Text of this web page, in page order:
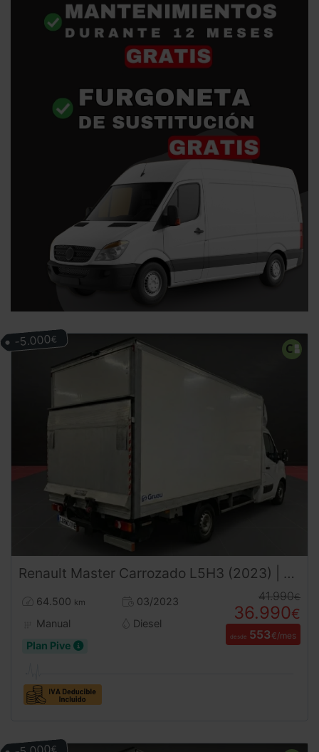
Renault Master Carrozado L5H3 (2023) | Caja 4,60m | Trampilla | 3500kg | Carnet B
64.500 km
03/2023
Manual
Diesel
Plan Pive
41.990€
36.990€
desde 553€/mes
-5.000€
€